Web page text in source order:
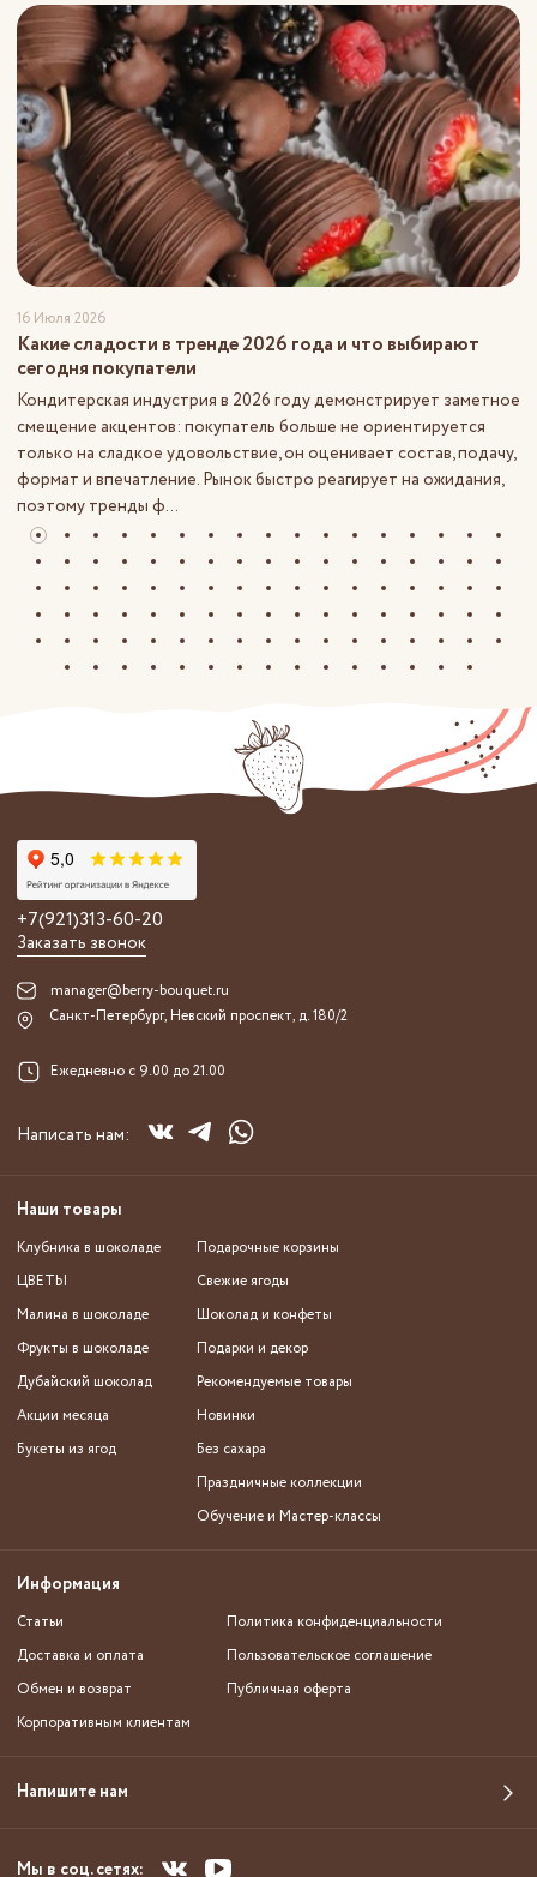
16 Июля 2026
Какие сладости в тренде 2026 года и что выбирают
сегодня покупатели
Кондитерская индустрия в 2026 году демонстрирует заметное
смещение акцентов: покупатель больше не ориентируется
только на сладкое удовольствие, он оценивает состав, подачу,
формат и впечатление. Рынок быстро реагирует на ожидания,
поэтому тренды ф...
+7(921)313-60-20
Заказать звонок
manager@berry-bouquet.ru
Санкт-Петербург, Невский проспект, д. 180/2
Ежедневно с 9.00 до 21.00
Написать нам:
Наши товары
Клубника в шоколаде
ЦВЕТЫ
Малина в шоколаде
Фрукты в шоколаде
Дубайский шоколад
Акции месяца
Букеты из ягод
Подарочные корзины
Свежие ягоды
Шоколад и конфеты
Подарки и декор
Рекомендуемые товары
Новинки
Без сахара
Праздничные коллекции
Обучение и Мастер-классы
Информация
Статьи
Доставка и оплата
Обмен и возврат
Корпоративным клиентам
Политика конфиденциальности
Пользовательское соглашение
Публичная оферта
Напишите нам
Мы в соц. сетях: